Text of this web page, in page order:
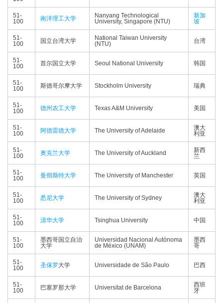
51-
100
南洋理工大学
Nanyang Technological
University, Singapore (NTU)
新加
坡
51-
100
国立台湾大学
National Taiwan University
(NTU)
台湾
51-
100
首尔国立大学 Seoul National University 韩国
51-
100
斯德哥尔摩大学 Stockholm University 瑞典
51-
100
德州农工大学 Texas A&M University 美国
51-
100
阿德雷德大学 The University of Adelaide
澳大
利亚
51-
100
奥克兰大学 The University of Auckland
新西
兰
51-
100
曼彻斯特大学 The University of Manchester 英国
51-
100
悉尼大学 The University of Sydney
澳大
利亚
51-
100
清华大学 Tsinghua University 中国
51-
100
墨西哥国立自治
大学
Universidad Nacional Autónoma
de México (UNAM)
墨西
哥
51-
100
圣保罗大学 Universidade de São Paulo 巴西
51-
100
巴塞罗那大学 Universitat de Barcelona
西班
牙